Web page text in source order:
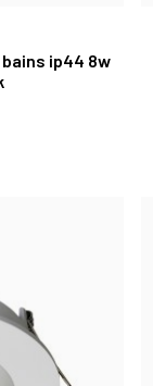
ip44 8w